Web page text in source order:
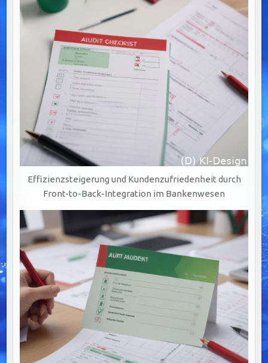
Effizienzsteigerung und Kundenzufriedenheit durch
Front-to-Back-Integration im Bankenwesen